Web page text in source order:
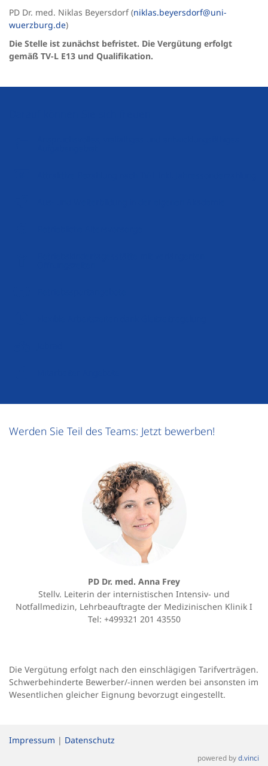
PD Dr. med. Niklas Beyersdorf (niklas.beyersdorf@uni-
wuerzburg.de)
Die Stelle ist zunächst befristet. Die Vergütung erfolgt
gemäß TV-L E13 und Qualifikation.
Werden Sie Teil des Teams: Jetzt bewerben!
PD Dr. med. Anna Frey
Stellv. Leiterin der internistischen Intensiv- und
Notfallmedizin, Lehrbeauftragte der Medizinischen Klinik I
Tel: +499321 201 43550
Die Vergütung erfolgt nach den einschlägigen Tarifverträgen.
Schwerbehinderte Bewerber/-innen werden bei ansonsten im
Wesentlichen gleicher Eignung bevorzugt eingestellt.
Impressum | Datenschutz
powered byd.vinci